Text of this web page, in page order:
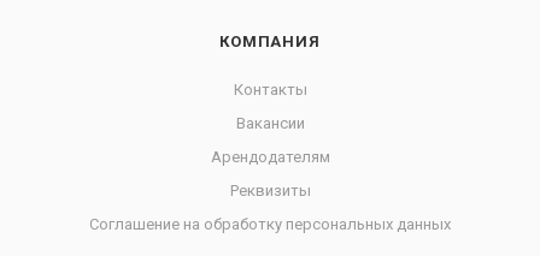
КОМПАНИЯ
Контакты
Вакансии
Арендодателям
Реквизиты
Соглашение на обработку персональных данных